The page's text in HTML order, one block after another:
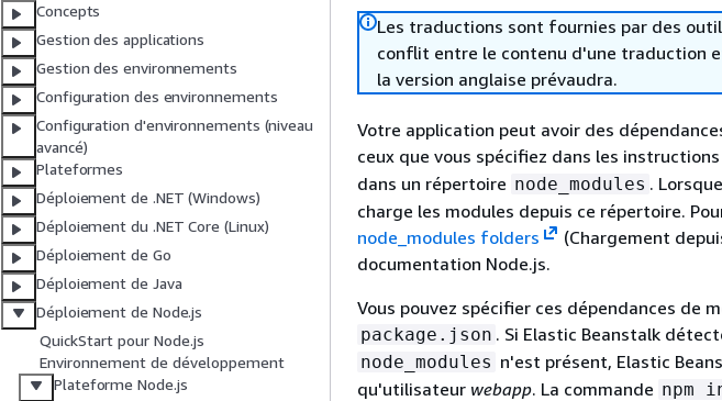
Concepts
Gestion des applications
Gestion des environnements
Configuration des environnements
Configuration d'environnements (niveau
avancé)
Plateformes
Déploiement de .NET (Windows)
Déploiement du .NET Core (Linux)
Déploiement de Go
Déploiement de Java
Déploiement de Node.js
QuickStart pour Node.js
Environnement de développement
Plateforme Node.js
Les traductions sont fournies par des
conflit entre le contenu d'une traduction
la version anglaise prévaudra.
Votre application peut avoir des
ceux que vous spécifiez dans les instructions
dans un répertoire node_modules .
charge les modules depuis ce répertoire.
node_modules folders
(Chargement
documentation Node.js.
Vous pouvez spécifier ces dépendances de
package.json . Si Elastic Beanstalk
node_modules n'est présent, Elastic
qu'utilisateur webapp. La commande npm